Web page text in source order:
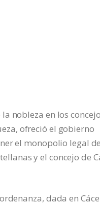
nobleza en los
ofreció el gobierno
el monopolio legal
y el concejo de
dada en